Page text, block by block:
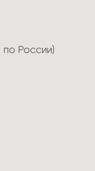
по России)